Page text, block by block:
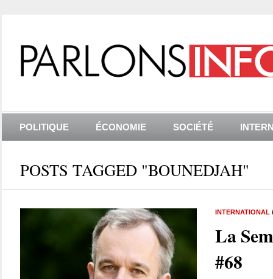
POLITIQUE ÉCONOMIE SOCIÉTÉ
POSTS TAGGED "BOUNEDJAH"
INTERNATIONAL
La
#68